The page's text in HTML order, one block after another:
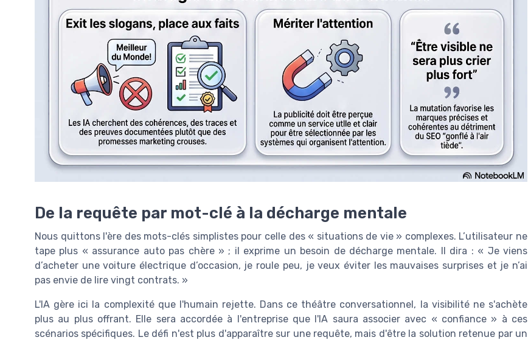
De la requête par mot-clé à la décharge mentale
Nous quittons l'ère des mots-clés simplistes pour celle des « situations de vie » complexes. L’utilisateur ne
tape plus « assurance auto pas chère » ; il exprime un besoin de décharge mentale. Il dira : « Je viens
d’acheter une voiture électrique d’occasion, je roule peu, je veux éviter les mauvaises surprises et je n’ai
pas envie de lire vingt contrats. »
L'IA gère ici la complexité que l'humain rejette. Dans ce théâtre conversationnel, la visibilité ne s'achète
plus au plus offrant. Elle sera accordée à l'entreprise que l'IA saura associer avec « confiance » à ces
scénarios spécifiques. Le défi n'est plus d'apparaître sur une requête, mais d'être la solution retenue par un